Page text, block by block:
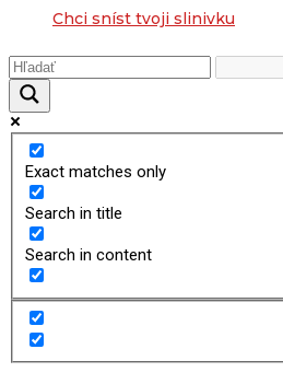
Chci sníst tvoji slinivku
Exact matches only
Search in title
Search in content